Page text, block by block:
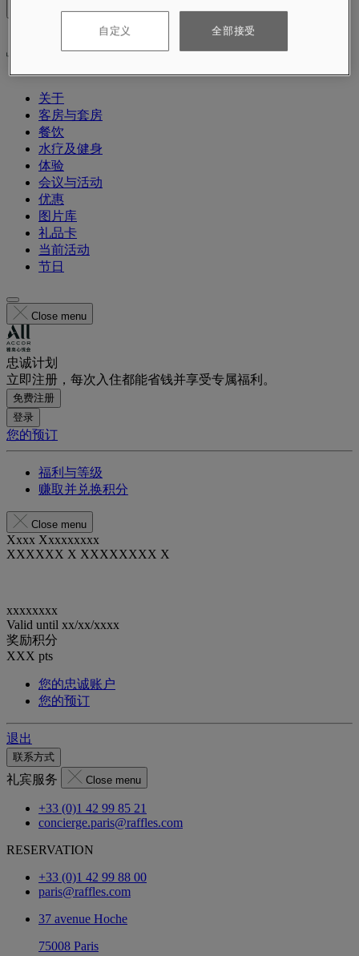
关于
客房与套房
餐饮
水疗及健身
体验
会议与活动
优惠
图片库
礼品卡
当前活动
节日
Close menu
忠诚计划
立即注册，每次入住都能省钱并享受专属福利。
免费注册
登录
您的预订
福利与等级
赚取并兑换积分
Close menu
Xxxx Xxxxxxxxx
XXXXXX X XXXXXXXX X
xxxxxxxx
Valid until xx/xx/xxxx
奖励积分
XXX pts
您的忠诚账户
您的预订
退出
联系方式
礼宾服务 Close menu
+33 (0)1 42 99 85 21
concierge.paris@raffles.com
RESERVATION
+33 (0)1 42 99 88 00
paris@raffles.com
37 avenue Hoche
75008 Paris
自定义 全部接受